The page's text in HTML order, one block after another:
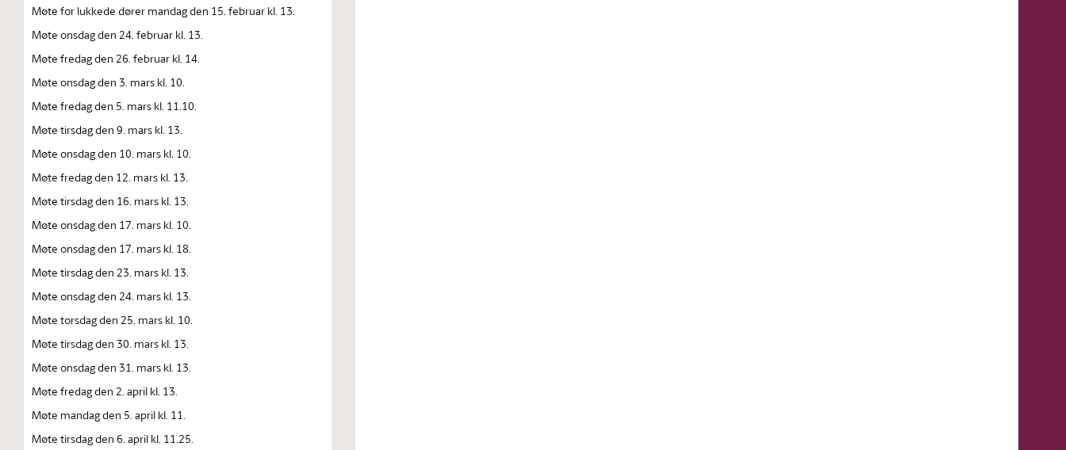
Møte for lukkede dører mandag den 15. februar kl. 13.
Møte onsdag den 24. februar kl. 13.
Møte fredag den 26. februar kl. 14.
Møte onsdag den 3. mars kl. 10.
Møte fredag den 5. mars kl. 11.10.
Møte tirsdag den 9. mars kl. 13.
Møte onsdag den 10. mars kl. 10.
Møte fredag den 12. mars kl. 13.
Møte tirsdag den 16. mars kl. 13.
Møte onsdag den 17. mars kl. 10.
Møte onsdag den 17. mars kl. 18.
Møte tirsdag den 23. mars kl. 13.
Møte onsdag den 24. mars kl. 13.
Møte torsdag den 25. mars kl. 10.
Møte tirsdag den 30. mars kl. 13.
Møte onsdag den 31. mars kl. 13.
Møte fredag den 2. april kl. 13.
Møte mandag den 5. april kl. 11.
Møte tirsdag den 6. april kl. 11.25.